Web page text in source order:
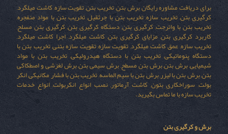
برای دریافت مشاوره رایگان برش بتن, تخریب بتن, تقویت سازه, کاشت میلگرد,
کرگیری بتن, تخریب سازه, تخریب بتن با جرثقیل, تخریب بتن با مواد منفجره,
تخریب بتن با واترجت, کرگیری بتن, دستگاه کرگیری بتن, کرگیری بتن مسلح,
کاربرد کرگیری بتن, مزایای کرگیری بتن, کاشت میلگرد, اجرا کاشت میلگرد,
تخریب سازه, عمق کاشت میلگرد, تقویت سازه, تقویت سازه بتنی, تخریب بتن با
دستگاه پنوماتیکی, تخریب بتن با دستگاه هیدرولیکی, تخریب بتن با مواد
شیمیایی, برش بتن, برش بتن مسطح, برش سیمی بتن, برش لغزشی و اصطکاکی
بتن, برش بتن با لیزر, برش بتن با سیم الماسه, تخریب بتن با فشار مکانیکی, انکر
بولت, سوراخکاری بتون, کاشت آرماتور, نصب انواع انکربولت, انواع خدمات
تخریب سازه با ما تماس بگیرید.
برش و کرگیری بتن